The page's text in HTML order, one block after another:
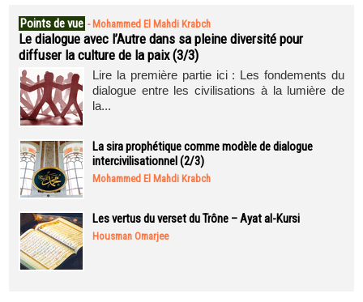
Points de vue - Mohammed El Mahdi Krabch
Le dialogue avec l’Autre dans sa pleine diversité pour
diffuser la culture de la paix (3/3)
Lire la première partie ici : Les fondements du
dialogue entre les civilisations à la lumière de
la...
La sira prophétique comme modèle de dialogue
intercivilisationnel (2/3)
Mohammed El Mahdi Krabch
Les vertus du verset du Trône – Ayat al-Kursi
Housman Omarjee